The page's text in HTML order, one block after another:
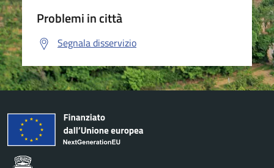
Problemi in città
Segnala disservizio